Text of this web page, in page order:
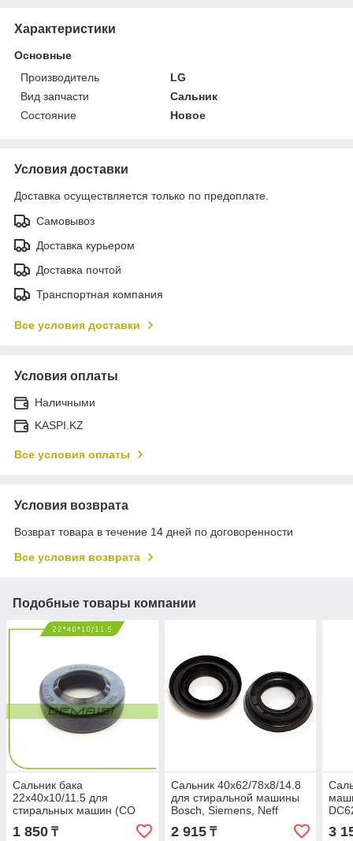
Характеристики
Основные
Производитель
LG
Вид запчасти
Сальник
Состояние
Новое
Условия доставки
Доставка осуществляется только по предоплате.
Самовывоз
Доставка курьером
Доставка почтой
Транспортная компания
Все условия доставки
Условия оплаты
Наличными
KASPI.KZ
Все условия оплаты
Условия возврата
Возврат товара в течение 14 дней по договоренности
Все условия возврата
Подобные товары компании
Сальник бака
22x40x10/11.5 для
стиральных машин (СО
СМАЗКОЙ)
1 850 ₸
Сальник 40x62/78x8/14.8
для стиральной машины
Bosch, Siemens, Neff
2 915₸ 3